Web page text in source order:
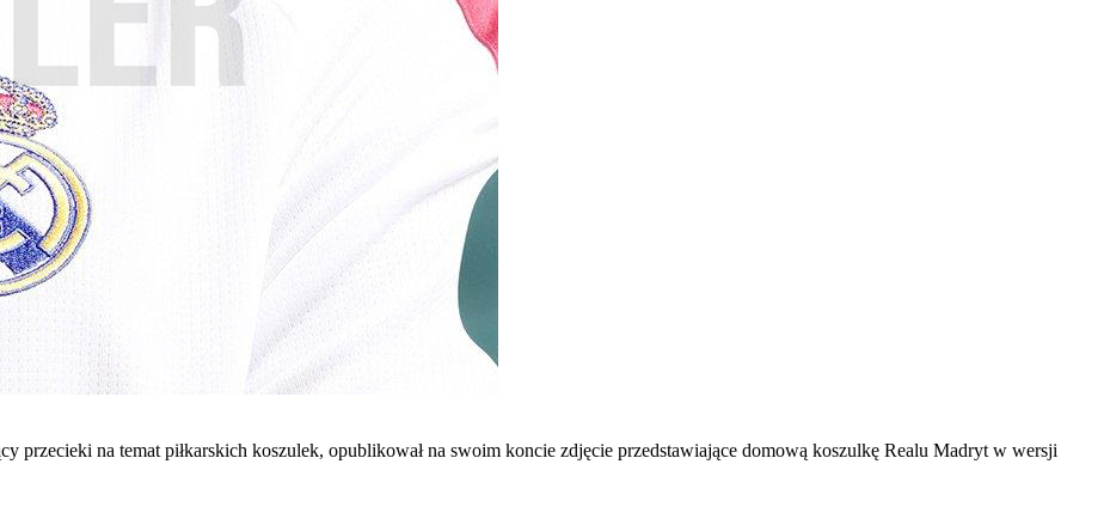
przecieki na temat piłkarskich koszulek, opublikował na swoim koncie zdjęcie przedstawiające domową koszulkę Realu Madryt w wersji